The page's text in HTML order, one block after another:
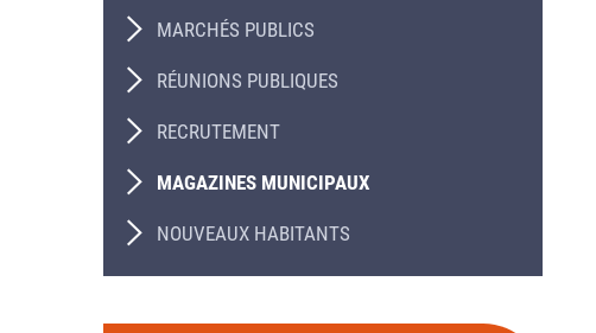
MARCHÉS PUBLICS
RÉUNIONS PUBLIQUES
RECRUTEMENT
MAGAZINES MUNICIPAUX
NOUVEAUX HABITANTS